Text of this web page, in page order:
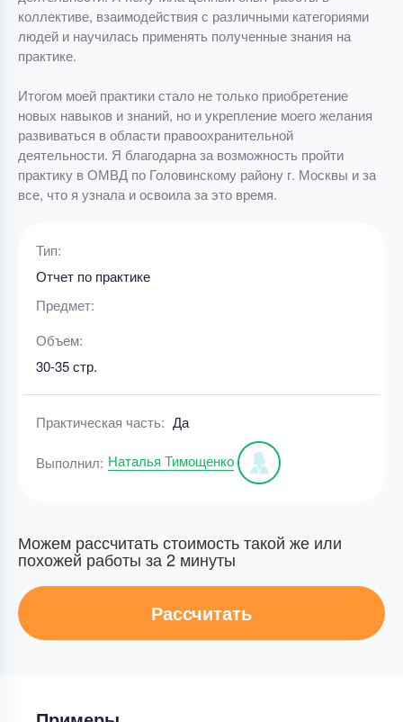
коллективе, взаимодействия с различными категориями
людей и научилась применять полученные знания на
практике.
Итогом моей практики стало не только приобретение
новых навыков и знаний, но и укрепление моего желания
развиваться в области правоохранительной
деятельности. Я благодарна за возможность пройти
практику в ОМВД по Головинскому району г. Москвы и за
все, что я узнала и освоила за это время.
Тип:
Отчет по практике
Предмет:
Объем:
30-35 стр.
Практическая часть: Да
Выполнил: Наталья Тимощенко
Можем рассчитать стоимость такой же или
похожей работы за 2 минуты
Рассчитать